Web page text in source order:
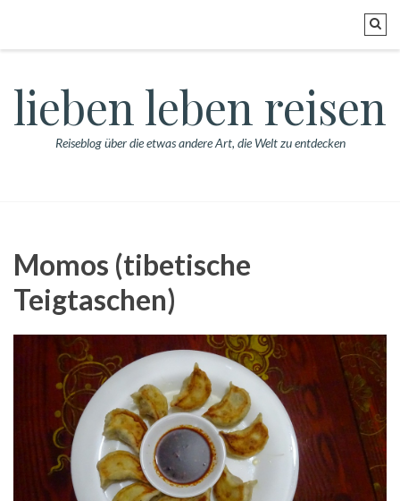
lieben leben reisen
Reiseblog über die etwas andere Art, die Welt zu entdecken
Momos (tibetische
Teigtaschen)